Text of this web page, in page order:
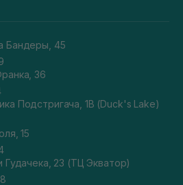
Бандеры, 45
36
Подстригача, 1В (Duck's Lake)
15
Гудачека, 23 (ТЦ Экватор)